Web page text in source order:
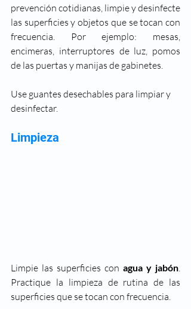
prevención cotidianas, limpie y desinfecte
las superficies y objetos que se tocan con
frecuencia. Por ejemplo: mesas,
encimeras, interruptores de luz, pomos
de las puertas y manijas de gabinetes.
Use guantes desechables para limpiar y
desinfectar.
Limpieza
Limpie las superficies con agua y jabón
Practique la limpieza de rutina de las
superficies que se tocan con frecuencia.